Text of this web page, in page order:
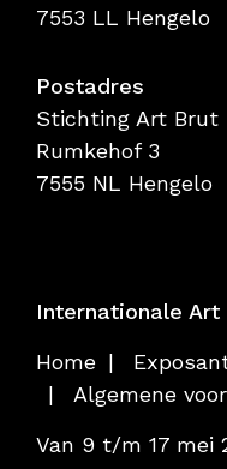
7553 LL Hengelo
Postadres
Stichting Art Brut
Rumkehof 3
7555 NL Hengelo
Internationale
Home
Algemene
Van 9 t/m 17 mei